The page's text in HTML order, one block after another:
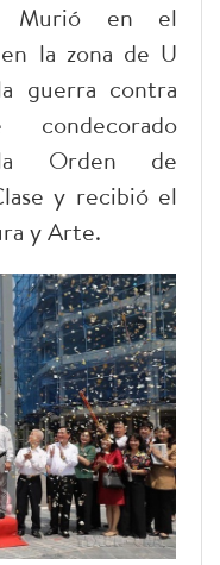
Murió en el
la zona de U
guerra contra
condecorado
la Orden de
y recibió el
y Arte.